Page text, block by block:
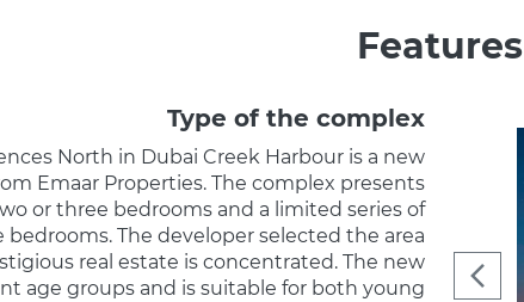
Features
Type of the complex
North in Dubai Creek Harbour is a new
Emaar Properties. The complex presents
or three bedrooms and a limited series of
The developer selected the area
real estate is concentrated. The new
age groups and is suitable for both young